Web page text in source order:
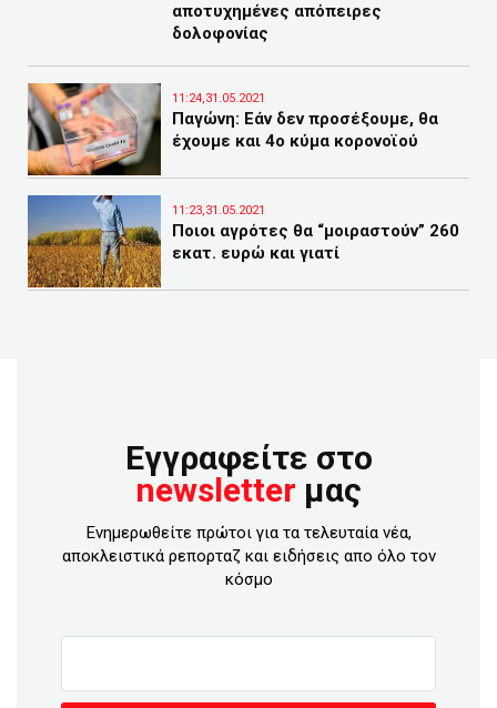
αποτυχημένες απόπειρες
δολοφονίας
11:24,31.05.2021
Παγώνη: Εάν δεν προσέξουμε, θα
έχουμε και 4ο κύμα κορονοϊού
11:23,31.05.2021
Ποιοι αγρότες θα “μοιραστούν” 260
εκατ. ευρώ και γιατί
Εγγραφείτε στο
newsletter μας
Ενημερωθείτε πρώτοι για τα τελευταία νέα,
αποκλειστικά ρεπορταζ και ειδήσεις απο όλο τον
κόσμο